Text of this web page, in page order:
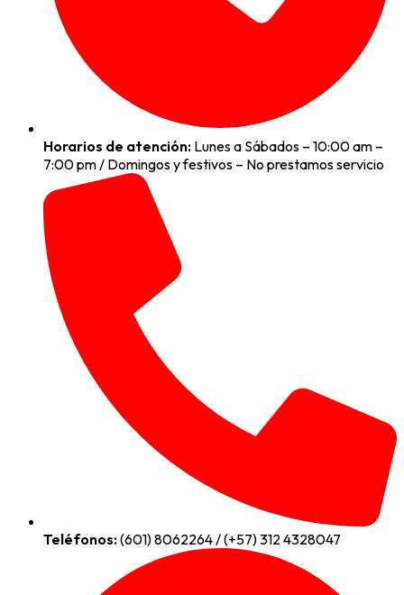
Horarios de atención: Lunes a Sábados – 10:00 am –
7:00 pm / Domingos y festivos – No prestamos servicio
Teléfonos:(601) 8062264 / (+57) 312 4328047